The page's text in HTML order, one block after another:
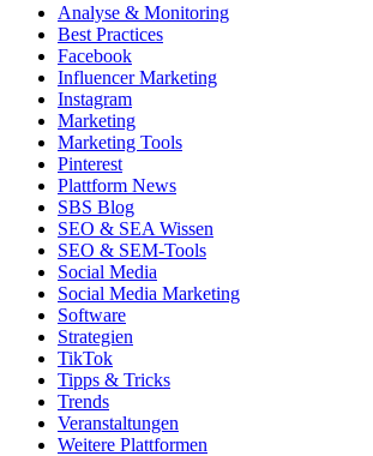
Analyse & Monitoring
Best Practices
Facebook
Influencer Marketing
Instagram
Marketing
Marketing Tools
Pinterest
Plattform News
SBS Blog
SEO & SEA Wissen
SEO & SEM-Tools
Social Media
Social Media Marketing
Software
Strategien
TikTok
Tipps & Tricks
Trends
Veranstaltungen
Weitere Plattformen